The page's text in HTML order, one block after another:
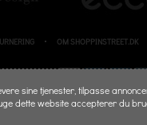
OM SHOPPINSTREET.DK
2026 SHOPPINSTREET.DK - ALL RIGHTS
sine tjenester, tilpasse
dette website accepterer du